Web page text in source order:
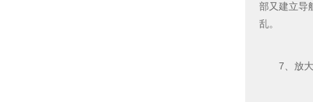
部又建立导
乱。
7、放大